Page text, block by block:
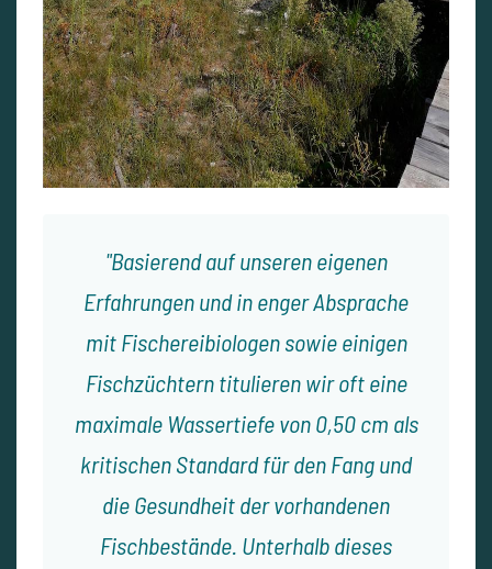
Basierend auf unseren eigenen
Erfahrungen und in enger Absprache
mit Fischereibiologen sowie einigen
Fischzüchtern titulieren wir oft eine
maximale Wassertiefe von 0,50 cm als
kritischen Standard für den Fang und
die Gesundheit der vorhandenen
Fischbestände. Unterhalb dieses